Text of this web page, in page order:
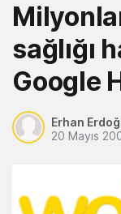
sağlığı
Google
Erhan
20 Mayıs